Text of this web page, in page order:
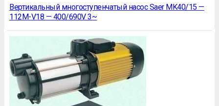
Вертикальный многоступенчатый насос Saer MK40/15 —
112M-V18 — 400/690V 3~